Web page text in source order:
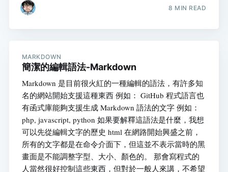
8 MIN READ
MARKDOWN
簡潔的編輯語法-Markdown
Markdown 是目前很火紅的一種編輯的語法，有許多知
名的網站開始支援這種東西 例如： GitHub 程式語言也
有函式庫能夠支援生成 Markdown 語法的文字 例如：
php, javascript, python 如果要解釋這語法是什麼，我想
可以先從編輯文字的歷史 html 在網路開始興盛之前，
所有的文字都是在命令介面下，但這並不表示當時的黑
畫面是不能調整字型、大小、顏色的。 那會寫程式的
人當然很好控制這些東西，但對於一般人來講，不希望